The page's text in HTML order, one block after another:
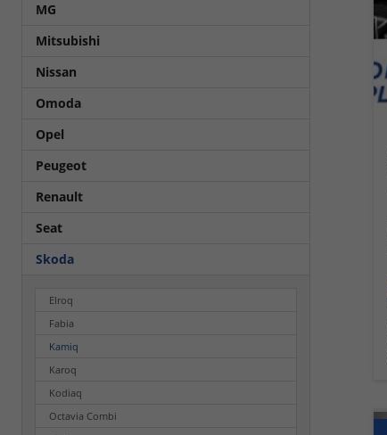
MG
Mitsubishi
Nissan
Omoda
Opel
Peugeot
Renault
Seat
Skoda
Elroq
Fabia
Kamiq
Karoq
Kodiaq
Octavia Combi